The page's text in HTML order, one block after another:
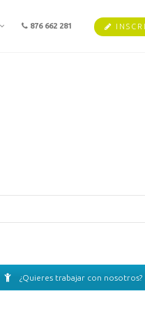
876 662 281
¿Quieres trabajar con nosotros?